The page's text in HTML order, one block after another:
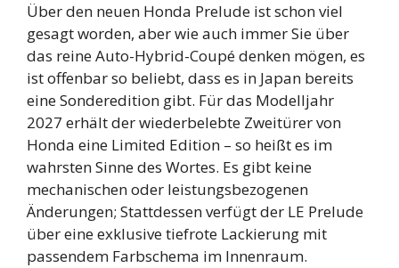
Über den neuen Honda Prelude ist schon viel
gesagt worden, aber wie auch immer Sie über
das reine Auto-Hybrid-Coupé denken mögen, es
ist offenbar so beliebt, dass es in Japan bereits
eine Sonderedition gibt. Für das Modelljahr
2027 erhält der wiederbelebte Zweitürer von
Honda eine Limited Edition – so heißt es im
wahrsten Sinne des Wortes. Es gibt keine
mechanischen oder leistungsbezogenen
Änderungen; Stattdessen verfügt der LE Prelude
über eine exklusive tiefrote Lackierung mit
passendem Farbschema im Innenraum.